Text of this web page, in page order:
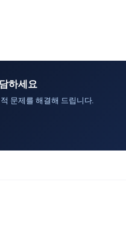
하세요
문제를 해결해 드립니다.